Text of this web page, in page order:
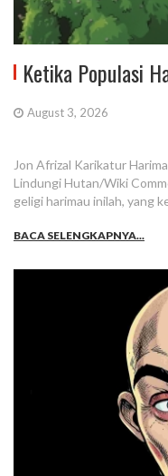
Ketika Populasi
August 3, 2026
Jon Afrizal Karikatur
Lindungi Hutan/Wiki
geligi harimau inilah, yang
BACA SELENGKAPNYA...